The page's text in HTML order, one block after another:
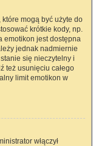
które mogą być użyte do
krótkie kody, np.
emotikon jest dostępna
jednak nadmiernie
się nieczytelny i
też usunięciu całego
limit emotikon w
włączył